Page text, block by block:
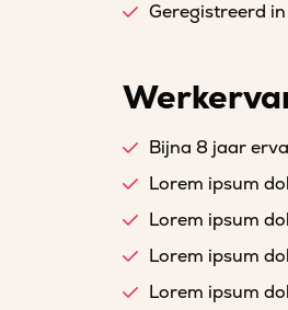
Geregistreerd
Bijna 8 jaar
Lorem ipsum
Lorem ipsum
Lorem ipsum
Lorem ipsum